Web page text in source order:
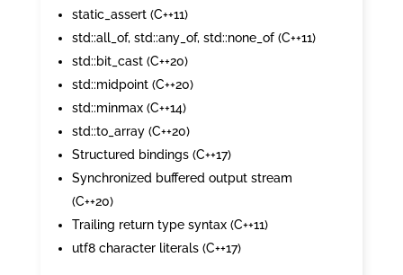
static_assert (C++11)
std::all_of, std::any_of, std::none_of (C++11)
std::bit_cast (C++20)
std::midpoint (C++20)
std::minmax (C++14)
std::to_array (C++20)
Structured bindings (C++17)
Synchronized buffered output stream
(C++20)
Trailing return type syntax (C++11)
utf8 character literals (C++17)